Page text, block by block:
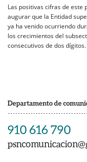
Las positivas cifras de este
augurar que la Entidad
ya ha venido ocurriendo
los crecimientos del
consecutivos de dos dígitos.
Departamento de
910 616 790